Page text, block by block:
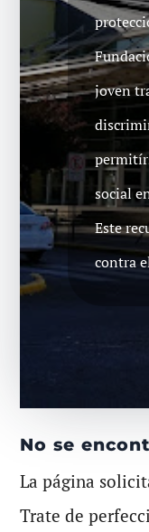
joven
social
Este
contra
No se
La página
Trate de